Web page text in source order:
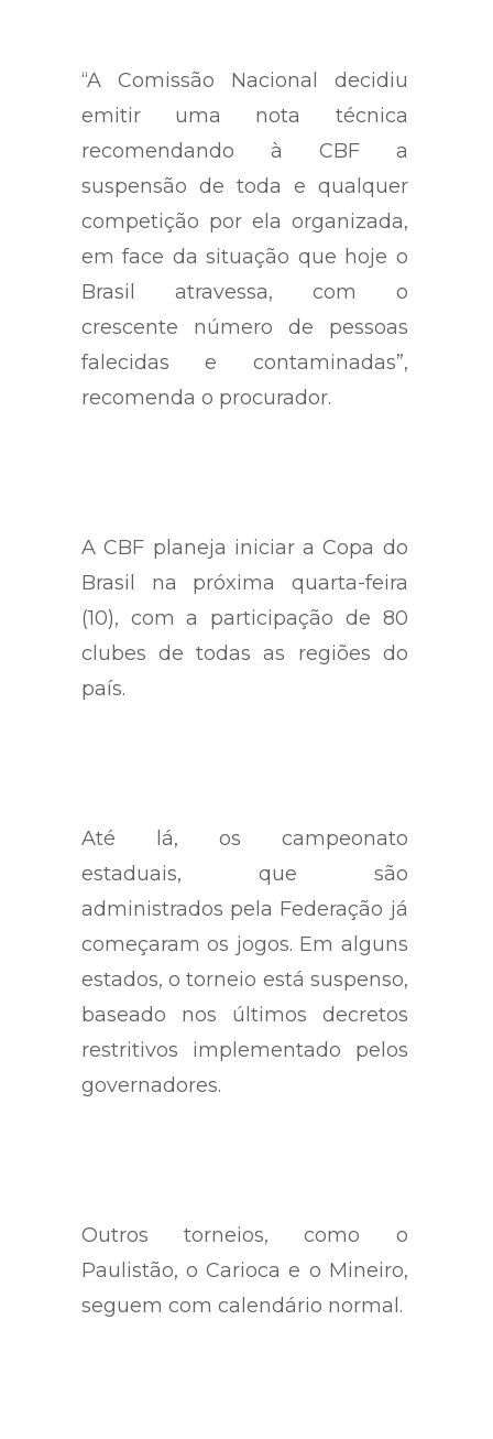
“A Comissão Nacional decidiu
emitir uma nota técnica
recomendando à CBF a
suspensão de toda e qualquer
competição por ela organizada,
em face da situação que hoje o
Brasil atravessa, com o
crescente número de pessoas
falecidas e contaminadas”,
recomenda o procurador.
A CBF planeja iniciar a Copa do
Brasil na próxima quarta-feira
(10), com a participação de 80
clubes de todas as regiões do
país.
Até lá, os campeonato
estaduais, que são
administrados pela Federação já
começaram os jogos. Em alguns
estados, o torneio está suspenso,
baseado nos últimos decretos
restritivos implementado pelos
governadores.
Outros torneios, como o
Paulistão, o Carioca e o Mineiro,
seguem com calendário normal.